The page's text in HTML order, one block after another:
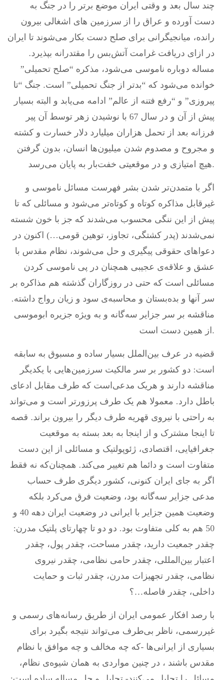
چند سال بعد و وقتی ایران موضع برتر را در جنگ به
دست آورده و عراق را از سرزمین های اشغالی بیرون
رانده، میانجیگرانی برای صلح دست بکار می‌شوند تا ایران
در ازای دریافت غرامت آتش‌بس را مقتدرانه بپذیرد.
مساله دوباره ناموسی می‌شود، مذکره “صلح تحمیلی”
خوانده می‌شود که “بدتر از جنگ تحمیلی” است. جنگ “تا
پیروزی” و “رفع فتنه از عالم” ادامه می‌یابد و البته بسیار
پیش از آن و در سال 67 با نوشیدن زهر توسط آن پیر
فرزانه بعد از تحمل هزاران میلیارد دلار خسارت و کشته
و مجروح و مصدوم شدن میلیون‌ها انسان، بدون گرفتن
هیچ امتیازی و در موقعیتی خفت‌بار به پایان می‌رسد.
اگر با متمدن‌تر شدن بشر فهرست مسائل ناموسی و
غیرقابل مذاکره کوتاه و کوتاه‌تر می‌شود و مسائلی که تا
پیش از این ننگی محسوب می‌شدند که جز با خون شسته
نمی‌شدند (پدر کشتگی، تجاوز، توهین قومی…) اکنون در
دعواهای حقوقی پیگیری و حل می‌شوند، نظام مقدس با
عشق و علاقه‌ی عجیبی همچنان در پی ناموسی کردن
مسائلی‌ است که حتی در روزگاران گذشته هم مذاکره بر
سر آنها و بده‌بستان و محاسبه‌ی سود و زیان رواج داشته.
مناقشه بر سر جزایر سه‌گانه و به ویژه جزیره ابوموسی
از همین دست است.
قضیه در عرف بین‌الملل بسیار ساده و مسبوق به سابقه
است: دو کشور بر سر مالکیت سرزمین‌هایی با یکدیگر
مناقشه دارند و هریک مدعی‌است که طرف مقابل ادعای
باطل دارد. معمولا هم یک طرف پرزورتر است و می‌تواند
به راحتی با نیروی قهریه طرف دیگر را بیرون براند. قصه
تا اینجا مشترک و از اینجا به بعد بسته به موقعیت
جغرافیایی، اقتصادی، ژئوپولتیک و مسائلی از این دست
متفاوت است و دائما هم تغییر می‌کند. همچنان‌که نه فقط
اگر به جای ایران کنونی، کشور دیگری طرف حساب
مدعی جزایر سه‌گانه بود، وضعیت فرق می‌کرد بلکه
وضعیت همین جزایر با ایرانی در وضعیت ایران دهه 40 و
50 هم به کلی متفاوت بود. دو دو تا چهارتای پلتیک مدرن:
چقدر جمعیت دارید، چقدر مساحت، چقدر پول، چقدر
اعتبار بین‌المللی، چقدر حامی نظامی، چقدر نیروی
نظامی، چقدر تجهیزات مدرن، چقدر ثبات و حمایت
داخلی، چقدر فاصله…؟
با رصد افکار عمومی ایران از طریق رسانه‌های رسمی و
غیررسمی، ناظر بی‌طرف می‌تواند نتیجه بگیرد برای
بسیاری از ایرانی‌ها -که چه مخالف و چه موافق با نظام
مقدس باشند ، در چنین مواردی به همان شیوه‌ی نظام،